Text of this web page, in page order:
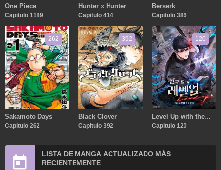
One Piece
Capitulo 1189
Hunter x Hunter
Capitulo 414
Berserk
Capitulo 386
262
Sakamoto Days
Capitulo 262
392
Black Clover
Capitulo 392
120
Level Up with the
Gods
Capitulo 120
LISTA DE MANGA ACTUALIZADO MÁS
RECIENTEMENTE